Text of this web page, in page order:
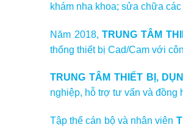
khám nha khoa; sửa chữa
Năm 2018,TRUNG TÂM
thống thiết bị Cad/Cam với
TRUNG TÂM THIẾT BỊ,
nghiệp, hỗ trợ tư vấn và đồng
Tập thể cán bộ và nhân viên